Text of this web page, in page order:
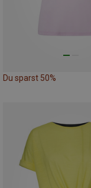
Du sparst 50%